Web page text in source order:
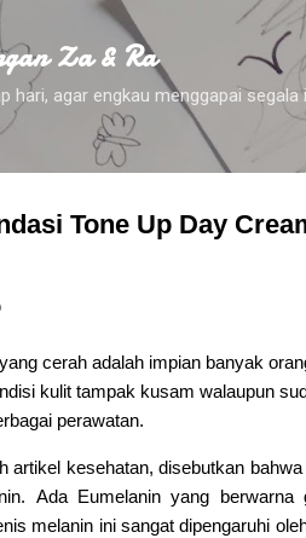
Za & Ra
hari, agar engkau menggapai
Tone Up Day
cerah adalah impian banyak
kulit tampak kusam walaupun
perawatan.
artikel kesehatan, disebutkan
Ada Eumelanin yang berwarna
melanin ini sangat dipengaruhi